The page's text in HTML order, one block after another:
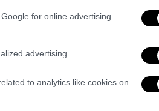
for online advertising
advertising.
to analytics like cookies on